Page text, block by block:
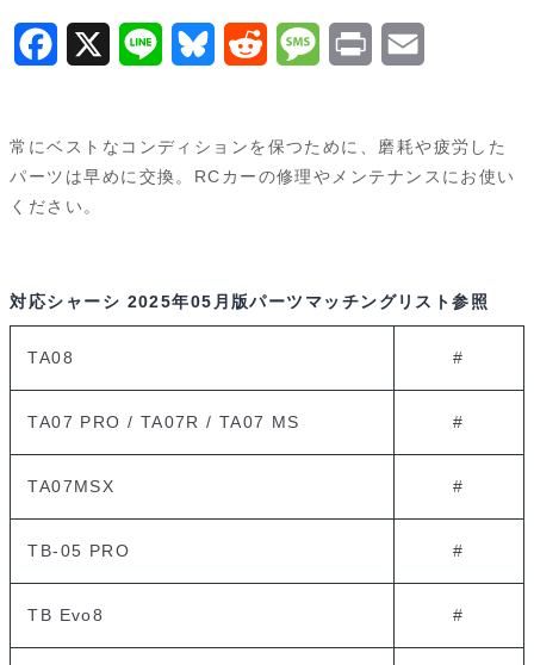
イ
ヤ
個
e
b
o
X
e
B
e
y
R
d
M
s
e
P
n i
常にベストなコンディションを保つために、磨耗や疲労した
パーツは早めに交換。RCカーの修理やメンテナンスにお使い
ください。
対応シャーシ 2025年05月版パーツマッチングリスト参照
TA08 #
TA07 PRO / TA07R / TA07 MS #
TA07MSX #
TB-05 PRO #
TB Evo8 #